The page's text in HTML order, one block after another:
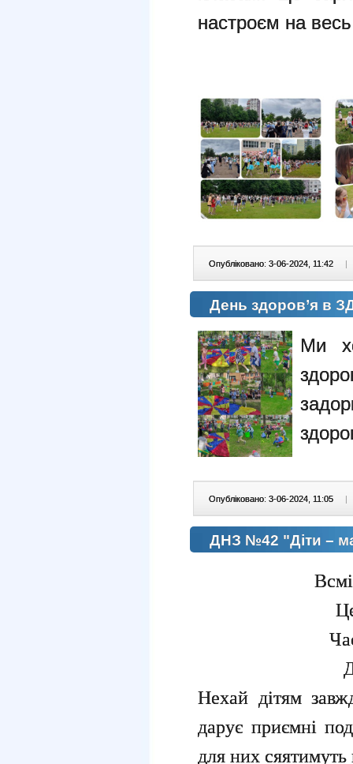
настроєм на
Опубліковано: 3-06-2024, 11:42 |
День здоров’я в
Ми
Опубліковано: 3-06-2024, 11:05 |
ДНЗ №42 "Діти –
Нехай дітям
дарує приємні
для них сяятимуть